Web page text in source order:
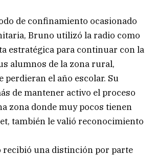
de confinamiento ocasionado
Bruno utilizó la radio como
estratégica para continuar con la
alumnos de la zona rural,
perdieran el año escolar. Su
de mantener activo el proceso
zona donde muy pocos tienen
también le valió reconocimiento
recibió una distinción por parte